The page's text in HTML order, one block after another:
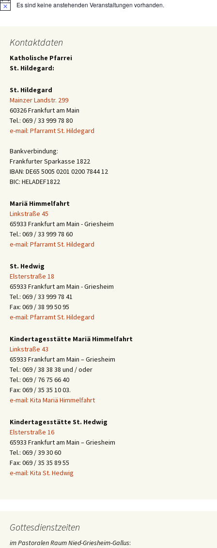
HinweisEs sind keine anstehenden Veranstaltungen vorhanden.
Kontaktdaten
Katholische Pfarrei
St. Hildegard:
St. Hildegard
Mainzer Landstr. 299
60326 Frankfurt am Main
Tel.: 069 / 33 999 78 80
e-mail: Pfarramt St. Hildegard
Bankverbindung:
Frankfurter Sparkasse 1822
IBAN: DE65 5005 0201 0200 7844 12
BIC: HELADEF1822
Mariä Himmelfahrt
Linkstraße 45
65933 Frankfurt am Main - Griesheim
Tel.: 069 / 33 999 78 60
e-mail: Pfarramt St. Hildegard
St. Hedwig
Elsterstraße 18
65933 Frankfurt am Main - Griesheim
Tel.: 069 / 33 999 78 41
Fax: 069 / 38 99 50 95
e-mail: Pfarramt St. Hildegard
Kindertagesstätte Mariä Himmelfahrt
Linkstraße 43
65933 Frankfurt am Main – Griesheim
Tel.: 069 / 38 38 38 und / oder
Tel.: 069 / 76 75 66 40
Fax: 069 / 35 35 10 03.
e-mail: Kita Mariä Himmelfahrt
Kindertagesstätte St. Hedwig
Elsterstraße 16
65933 Frankfurt am Main – Griesheim
Tel.: 069 / 39 30 60
Fax: 069 / 35 35 89 55
e-mail: Kita St. Hedwig
Gottesdienstzeiten
im Pastoralen Raum Nied-Griesheim-Gallus: